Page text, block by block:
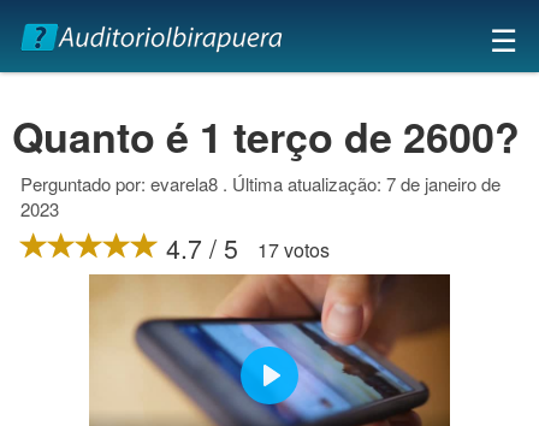
×
☰
Quanto é 1 terço de 2600?
Perguntado por: evarela8 . Última atualização: 7 de janeiro de
2023
4.7 / 5 17 votos
Play